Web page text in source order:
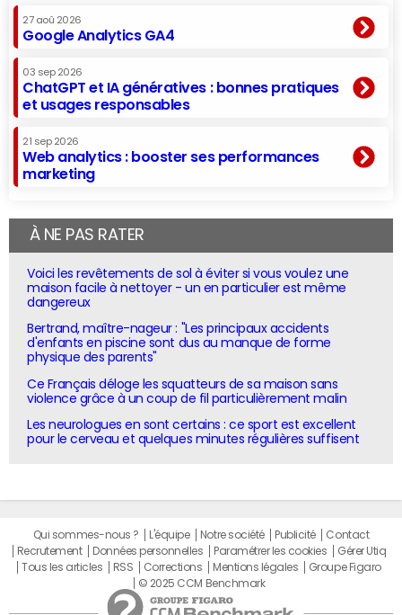
27 aoû 2026
Google Analytics GA4
03 sep 2026
ChatGPT et IA génératives : bonnes pratiques
et usages responsables
21 sep 2026
Web analytics : booster ses performances
marketing
À NE PAS RATER
Voici les revêtements de sol à éviter si vous voulez une
maison facile à nettoyer - un en particulier est même
dangereux
Bertrand, maître-nageur : "Les principaux accidents
d'enfants en piscine sont dus au manque de forme
physique des parents"
Ce Français déloge les squatteurs de sa maison sans
violence grâce à un coup de fil particulièrement malin
Les neurologues en sont certains : ce sport est excellent
pour le cerveau et quelques minutes régulières suffisent
Qui sommes-nous ? L'équipe Notre société Publicité
Contact
Recrutement
Données personnelles Paramétrer les cookies
Gérer Utiq
Tous les articles
RSS Corrections Mentions légales
Groupe Figaro
© 2025 CCM Benchmark